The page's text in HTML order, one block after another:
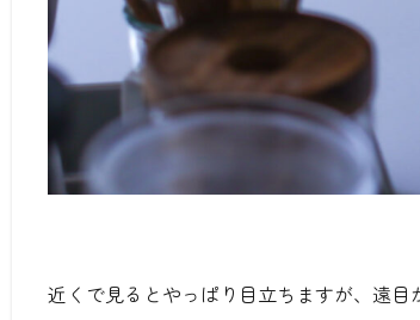
近くで見るとやっぱり目立ちますが、遠